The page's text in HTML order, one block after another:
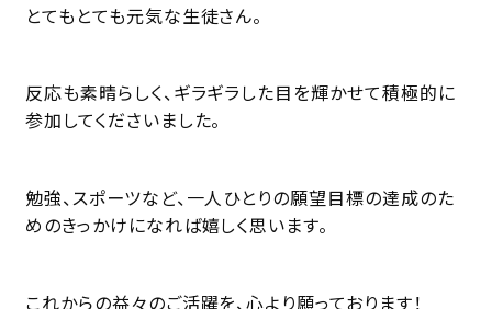
とてもとても元気な生徒さん。
反応も素晴らしく、ギラギラした目を輝かせて積極的に
参加してくださいました。
勉強、スポーツなど、一人ひとりの願望目標の達成のた
めのきっかけになれば嬉しく思います。
これからの益々のご活躍を、心より願っております！